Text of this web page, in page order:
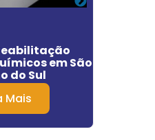
em São
do Sul
Mais